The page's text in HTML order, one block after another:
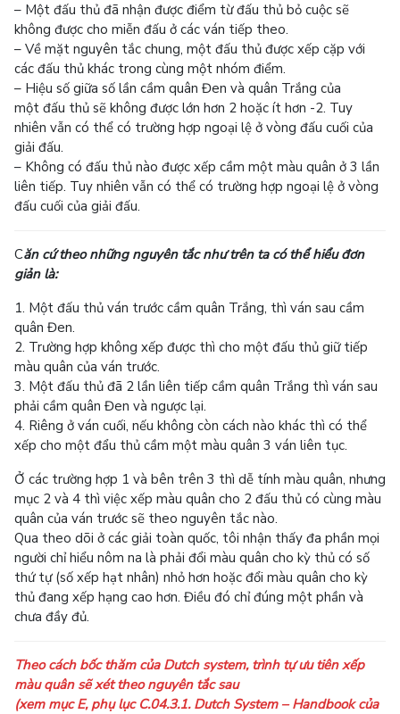
– Một đấu thủ đã nhận được điểm từ đấu thủ bỏ cuộc sẽ
không được cho miễn đấu ở các ván tiếp theo.
– Về mặt nguyên tắc chung, một đấu thủ được xếp cặp với
các đấu thủ khác trong cùng một nhóm điểm.
– Hiệu số giữa số lần cầm quân Đen và quân Trắng của
một đấu thủ sẽ không được lớn hơn 2 hoặc ít hơn -2. Tuy
nhiên vẫn có thể có trường hợp ngoại lệ ở vòng đấu cuối của
giải đấu.
– Không có đấu thủ nào được xếp cầm một màu quân ở 3 lần
liên tiếp. Tuy nhiên vẫn có thể có trường hợp ngoại lệ ở vòng
đấu cuối của giải đấu.
Căn cứ theo những nguyên tắc như trên ta có thể hiểu đơn
giản là:
1. Một đấu thủ ván trước cầm quân Trắng, thì ván sau cầm
quân Đen.
2. Trường hợp không xếp được thì cho một đấu thủ giữ tiếp
màu quân của ván trước.
3. Một đấu thủ đã 2 lần liên tiếp cầm quân Trắng thì ván sau
phải cầm quân Đen và ngược lại.
4. Riêng ở ván cuối, nếu không còn cách nào khác thì có thể
xếp cho một đẩu thủ cầm một màu quân 3 ván liên tục.
Ở các trường hợp 1 và bên trên 3 thì dễ tính màu quân, nhưng
mục 2 và 4 thì việc xếp màu quân cho 2 đấu thủ có cùng màu
quân của ván trước sẽ theo nguyên tắc nào.
Qua theo dõi ở các giải toàn quốc, tôi nhận thấy đa phần mọi
người chỉ hiểu nôm na là phải đổi màu quân cho kỳ thủ có số
thứ tự (số xếp hạt nhân) nhỏ hơn hoặc đổi màu quân cho kỳ
thủ đang xếp hạng cao hơn. Điều đó chỉ đúng một phần và
chưa đầy đủ.
Theo cách bốc thăm của Dutch system, trình tự ưu tiên xếp
màu quân sẽ xét theo nguyên tắc sau
(xem mục E, phụ lục C.04.3.1. Dutch System – Handbook của